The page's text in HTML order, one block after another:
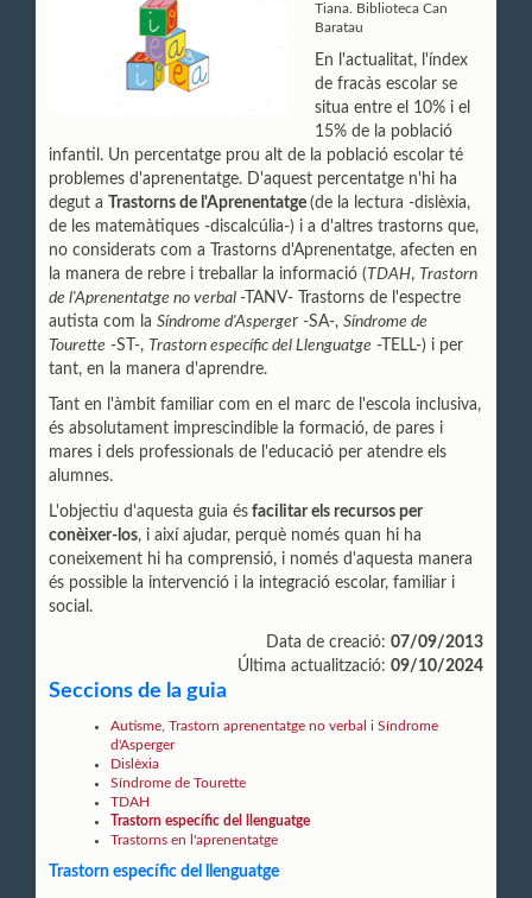
Tiana. Biblioteca Can
Baratau
En l'actualitat, l'índex
de fracàs escolar se
situa entre el 10% i el
15% de la població
infantil. Un percentatge prou alt de la població escolar té
problemes d'aprenentatge. D'aquest percentatge n'hi ha
degut a
Trastorns de l'Aprenentatge (de la lectura -dislèxia,
de les matemàtiques -discalcúlia-) i a d'altres trastorns que,
no considerats com a Trastorns d'Aprenentatge, afecten en
la manera de rebre i treballar la informació ( TDAH, Trastorn
de l'Aprenentatge no verbal -TANV- Trastorns de l'espectre
autista com la Síndrome d'Asperger -SA-, Síndrome de
Tourette -ST-, Trastorn específic del Llenguatge -TELL-) i per
tant, en la manera d'aprendre.
Tant en l'àmbit familiar com en el marc de l'escola inclusiva,
és absolutament imprescindible la formació, de pares i
mares i dels professionals de l'educació per atendre els
alumnes.
L'objectiu d'aquesta guia és facilitar els recursos per
conèixer-los, i així ajudar, perquè només quan hi ha
coneixement hi ha comprensió, i només d'aquesta manera
és possible la intervenció i la integració escolar, familiar i
social.
Data de creació: 07/09/2013
Última actualització: 09/10/2024
Seccions de la guia
Autisme, Trastorn aprenentatge no verbal i Síndrome
d'Asperger
Dislèxia
Síndrome de Tourette
TDAH
Trastorn específic del llenguatge
Trastorns en l'aprenentatge
Trastorn específic del llenguatge